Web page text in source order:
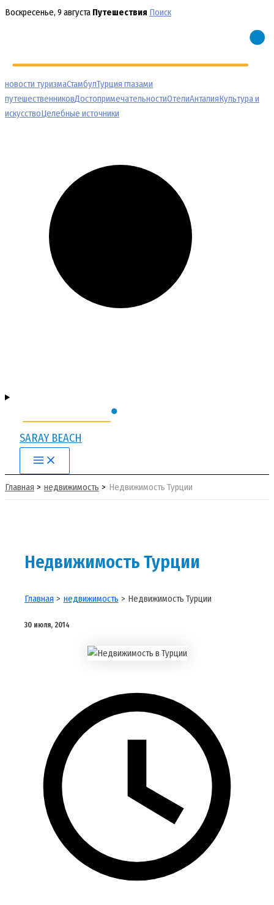
Перейти
Воскресенье, 9 августа Путешествия Поиск
новости туризмаСтамбулТурция глазами
путешественниковДостопримечательностиОтелиАнталияКультура и
искусствоЦелебные источники
SARAY BEACH
Main
Menu
Главная недвижимость Недвижимость Турции
Недвижимость Турции
Главная недвижимость Недвижимость Турции
30 июля, 2014